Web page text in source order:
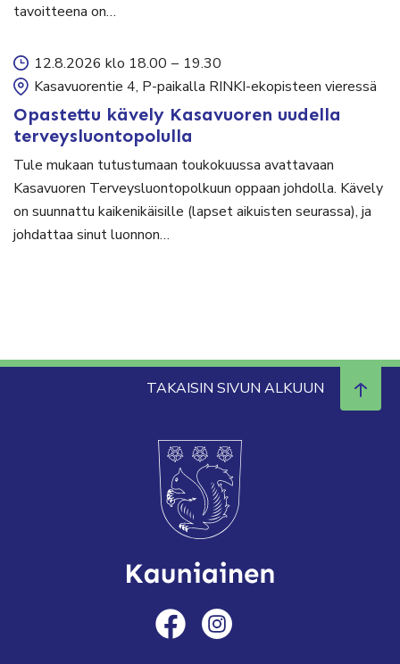
tavoitteena on…
12.8.2026 klo 18.00 – 19.30
Kasavuorentie 4, P-paikalla RINKI-ekopisteen vieressä
Opastettu kävely Kasavuoren uudella
terveysluontopolulla
Tule mukaan tutustumaan toukokuussa avattavaan
Kasavuoren Terveysluontopolkuun oppaan johdolla. Kävely
on suunnattu kaikenikäisille (lapset aikuisten seurassa), ja
johdattaa sinut luonnon…
TAKAISIN SIVUN ALKUUN